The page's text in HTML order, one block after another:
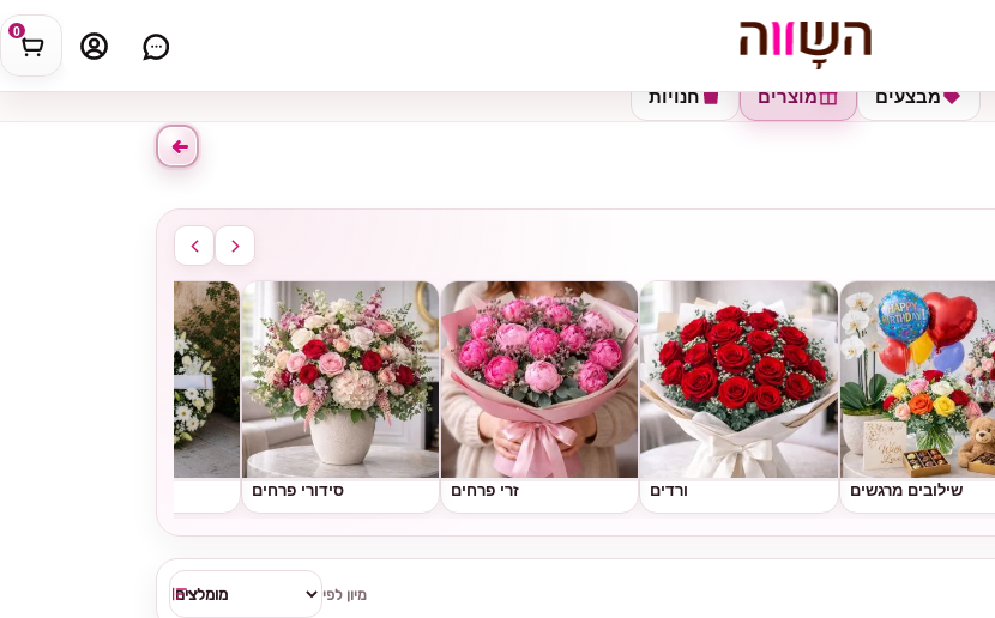
0
חנויות מוצרים מבצעים
שילובים מרגשים ורדים זרי פרחים סידורי פרחים
מיון לפי